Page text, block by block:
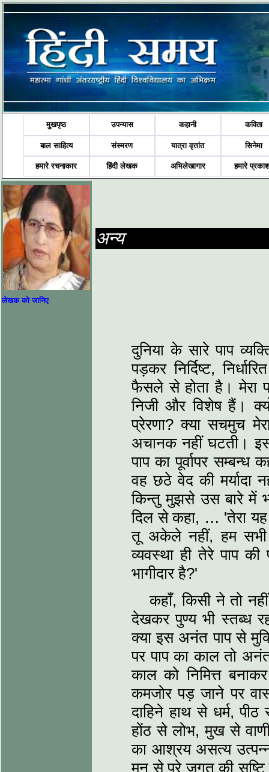
मुखपृष्ठ उपन्यास कहानी कविता
बाल साहित्य संस्मरण यात्रा वृत्तांत सिनेमा
हमारे रचनाकार हिंदी लेखक अभिलेखागार हमारे
लेखक को जानिए
अन्य
दुनिया के सारे पाप
पड़कर निर्दिष्ट,
फैसले से होता है। मेरा
निजी और विशेष हैं।
प्रेरणा? क्या सचमुच
अचानक नहीं घटती।
पाप का पूर्वापर
वह छठे वेद की मर्यादा
किन्तु मुझसे उस बारे में
दिल से कहा, … 'तेरा यह
तू अकेले नहीं, हम सभी
व्यवस्था ही तेरे पाप
भागीदार है?'
कहाँ, किसी ने तो
देखकर पुण्य भी स्तब्ध
क्या इस अनंत पाप से
पर पाप का काल तो
काल को निमित्त
कमजोर पड़ जाने पर
दाहिने हाथ से धर्म,
होंठ से लोभ, मुख से
का आश्रय असत्य
मन से पूरे जगत की सृष्टि